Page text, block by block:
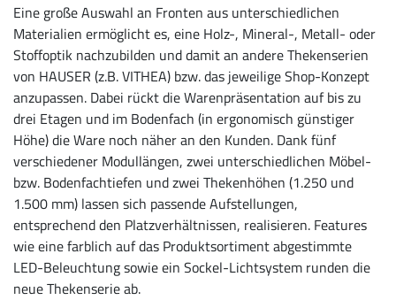
Eine große Auswahl an Fronten aus unterschiedlichen
Materialien ermöglicht es, eine Holz-, Mineral-, Metall- oder
Stoffoptik nachzubilden und damit an andere Thekenserien
von HAUSER (z.B. VITHEA) bzw. das jeweilige Shop-Konzept
anzupassen. Dabei rückt die Warenpräsentation auf bis zu
drei Etagen und im Bodenfach (in ergonomisch günstiger
Höhe) die Ware noch näher an den Kunden. Dank fünf
verschiedener Modullängen, zwei unterschiedlichen Möbel-
bzw. Bodenfachtiefen und zwei Thekenhöhen (1.250 und
1.500 mm) lassen sich passende Aufstellungen,
entsprechend den Platzverhältnissen, realisieren. Features
wie eine farblich auf das Produktsortiment abgestimmte
LED-Beleuchtung sowie ein Sockel-Lichtsystem runden die
neue Thekenserie ab.